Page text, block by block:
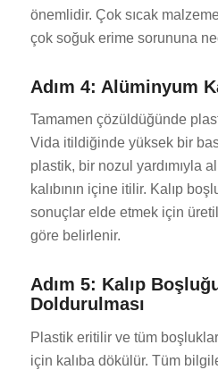
önemlidir. Çok sıcak
çok soğuk erime sorununa
Adım 4: Alüminyum
Tamamen çözüldüğünde
Vida itildiğinde yüksek bir
plastik, bir nozul yardımıyla
kalıbının içine itilir. Kalıp
sonuçlar elde etmek için
göre belirlenir.
Adım 5: Kalıp
Doldurulması
Plastik eritilir ve tüm
için kalıba dökülür. Tüm